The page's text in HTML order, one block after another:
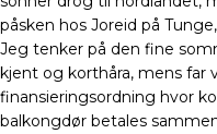
påsken hos Joreid på
Jeg tenker på den fine
kjent og korthåra, mens far
finansieringsordning hvor
balkongdør betales